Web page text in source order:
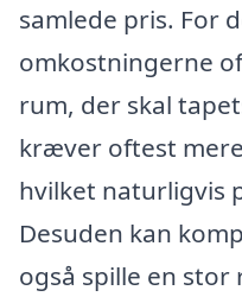
samlede pris. For
omkostningerne
rum, der skal
kræver oftest
hvilket naturligvis
Desuden kan
også spille en stor